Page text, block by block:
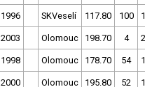
1996 SKVeselí 117.80 100
2003 Olomouc 198.70 4
1998 Olomouc 178.70 54
2000 Olomouc 195.80 52